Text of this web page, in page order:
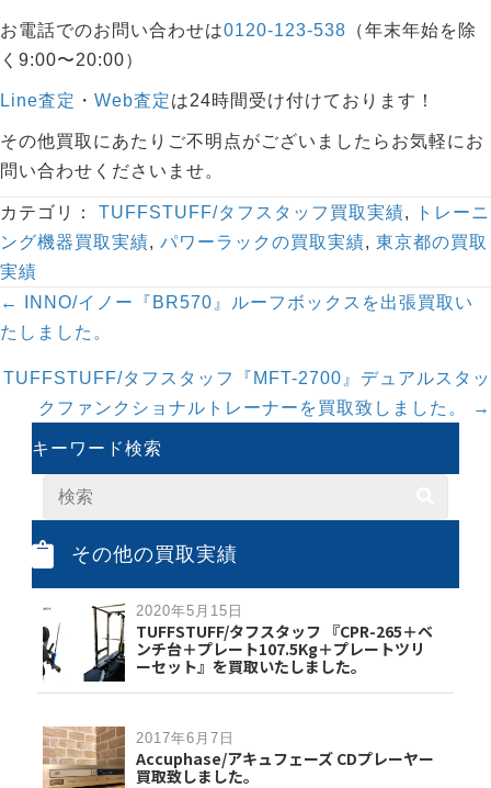
お電話でのお問い合わせは0120-123-538 （年末年始を除
く9:00〜20:00）
Line査定 ・ Web査定は24時間受け付けております！
その他買取にあたりご不明点がございましたらお気軽にお
問い合わせくださいませ。
カテゴリ： TUFFSTUFF/タフスタッフ買取実績,
トレーニ
ング機器買取実績, パワーラックの買取実績, 東京都の買取
実績
Posts
navigation
← INNO/イノー『BR570』ルーフボックスを出張買取い
たしました。
TUFFSTUFF/タフスタッフ『MFT-2700』デュアルスタッ
クファンクショナルトレーナーを買取致しました。 →
キーワード検索
その他の買取実績
2020年5月15日
TUFFSTUFF/タフスタッフ 『CPR-265＋ベ
ンチ台＋プレート107.5Kg＋プレートツリ
ーセット』を買取いたしました。
2017年6月7日
Accuphase/アキュフェーズ CDプレーヤー
買取致しました。